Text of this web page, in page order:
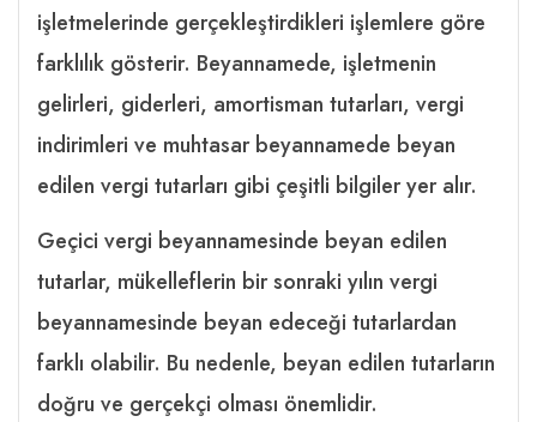
işletmelerinde gerçekleştirdikleri işlemlere göre
farklılık gösterir. Beyannamede, işletmenin
gelirleri, giderleri, amortisman tutarları, vergi
indirimleri ve muhtasar beyannamede beyan
edilen vergi tutarları gibi çeşitli bilgiler yer alır.
Geçici vergi beyannamesinde beyan edilen
tutarlar, mükelleflerin bir sonraki yılın vergi
beyannamesinde beyan edeceği tutarlardan
farklı olabilir. Bu nedenle, beyan edilen tutarların
doğru ve gerçekçi olması önemlidir.